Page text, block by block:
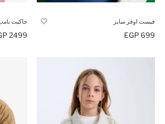
فيست اوفر سايز
699 EGP
2499 EGP